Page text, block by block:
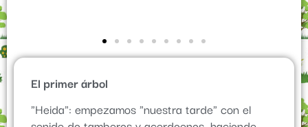
El primer árbol
"Heida": empezamos "nuestra tarde" con el